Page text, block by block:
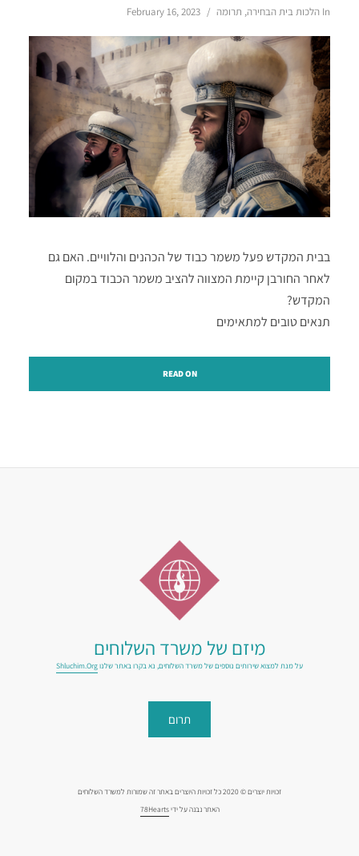
In הלכות בית הבחירה, תרומה February 16, 2023
בבית המקדש פעל משמר כבוד של הכהנים והלוויים. האם גם
לאחר החורבן קיימת המצווה להציב משמר הכבוד במקום
המקדש?
תנאים טובים למתאימים
READ ON
מיזם של משרד השלוחים
על מנת למצוא שירותים נוספים של משרד השלוחים, נא בקרו באתר שלנוShluchim.org
תרום
זכויות יוצרים © 2020 כל זכויות היוצרים באתר זה שמורות למשרד השלוחים
האתר נבנה על ידי78Hearts